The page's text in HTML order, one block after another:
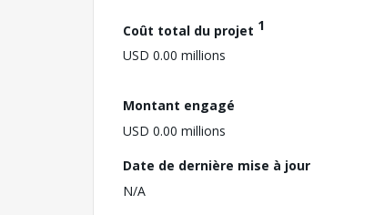
Coût total du projet 1
USD 0.00 millions
Montant engagé
USD 0.00 millions
Date de dernière mise à jour
N/A